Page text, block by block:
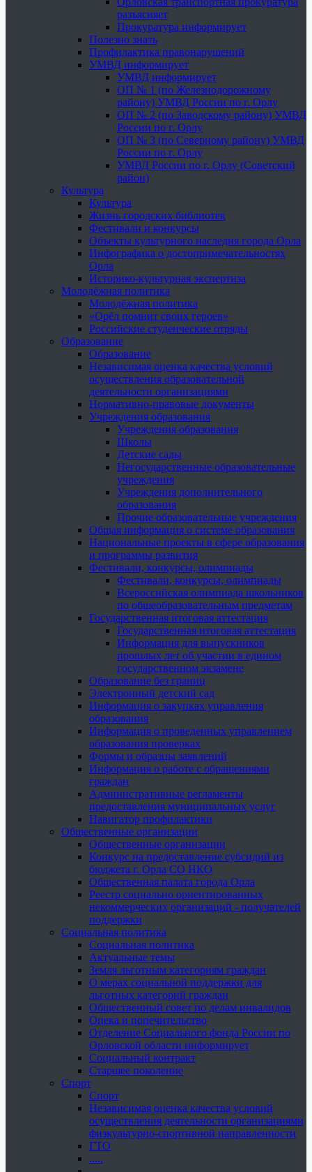
разъясняет
Прокуратура информирует
Полезно знать
Профилактика правонарушений
УМВД информирует
УМВД информирует
ОП № 1 (по Железнодорожному
району) УМВД России по г. Орлу
ОП № 2 (по Заводскому району) УМВД
России по г. Орлу
ОП № 3 (по Северному району) УМВД
России по г. Орлу
УМВД России по г. Орлу (Советский
район)
Культура
Культура
Жизнь городских библиотек
Фестивали и конкурсы
Объекты культурного наследия города Орла
Инфографика о достопримечательностях
Орла
Историко-культурная экспертиза
Молодёжная политика
Молодёжная политика
«Орёл помнит своих героев»
Российские студенческие отряды
Образование
Образование
Независимая оценка качества условий
осуществления образовательной
деятельности организациями
Нормативно-правовые документы
Учреждения образования
Учреждения образования
Школы
Детские сады
Негосударственные образовательные
учреждения
Учреждения дополнительного
образования
Прочие образовательные учреждения
Общая информация о системе образования
Национальные проекты в сфере образования
и программы развития
Фестивали, конкурсы, олимпиады
Фестивали, конкурсы, олимпиады
Всероссийская олимпиада школьников
по общеобразовательным предметам
Государственная итоговая аттестация
Государственная итоговая аттестация
Информация для выпускников
прошлых лет об участии в едином
государственном экзамене
Образование без границ
Электронный детский сад
Информация о закупках управления
образования
Информация о проведенных управлением
образования проверках
Формы и образцы заявлений
Информация о работе с обращениями
граждан
Административные регламенты
предоставления муниципальных услуг
Навигатор профилактики
Общественные организации
Общественные организации
Конкурс на предоставление субсидий из
бюджета г. Орла СО НКО
Общественная палата города Орла
Реестр социально ориентированных
некоммерческих организаций - получателей
поддержки
Социальная политика
Социальная политика
Актуальные темы
Земля льготным категориям граждан
О мерах социальной поддержки для
льготных категорий граждан
Общественный совет по делам инвалидов
Опека и попечительство
Отделение Социального фонда России по
Орловской области информирует
Социальный контракт
Старшее поколение
Спорт
Спорт
Независимая оценка качества условий
осуществления деятельности организациями
физкультурно-спортивной направленности
ГТО
.....